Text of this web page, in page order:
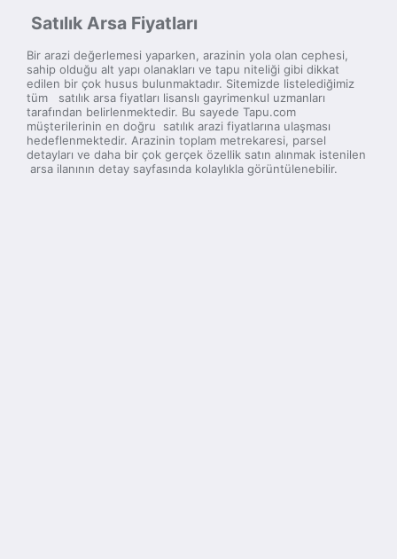
Satılık Arsa Fiyatları
Bir arazi değerlemesi yaparken, arazinin yola olan cephesi,
sahip olduğu alt yapı olanakları ve tapu niteliği gibi dikkat
edilen bir çok husus bulunmaktadır. Sitemizde listelediğimiz
tüm satılık arsa fiyatları lisanslı gayrimenkul uzmanları
tarafından belirlenmektedir. Bu sayede Tapu.com
müşterilerinin en doğru satılık arazi fiyatlarına ulaşması
hedeflenmektedir. Arazinin toplam metrekaresi, parsel
detayları ve daha bir çok gerçek özellik satın alınmak istenilen
arsa ilanının detay sayfasında kolaylıkla görüntülenebilir.